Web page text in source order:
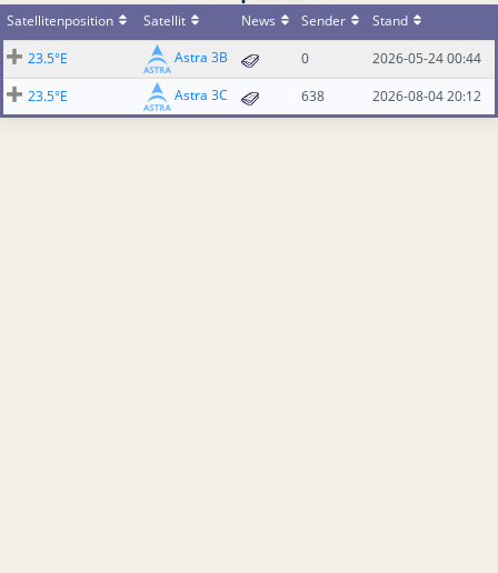
Satellitenposition Satellit News Sender
Stand
23.5°E
Astra 3B 0
2026-05-24 00:44
23.5°E
Astra 3C 638 2026-08-04 20:12